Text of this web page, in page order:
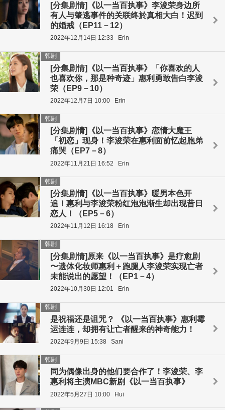
[分集剧情]《以一当百执事》李浚荣身边所
有人与肇逃事件的关联终於真相大白！迟到
的婚戒（EP11－12）
2022年12月14日 12:33 Erin
[分集剧情]《以一当百执事》「你喜欢的人
也喜欢你，那是种奇迹」惠利勇敢告白李浚
荣（EP9－10）
韩剧
2022年12月7日 10:00 Erin
[分集剧情]《以一当百执事》恋情大魔王
「初恋」现身！李浚荣在惠利面前忆起胞弟
痛哭（EP7－8）
韩剧
2022年11月21日 16:52 Erin
[分集剧情]《以一当百执事》暖男本色开
追！惠利与李浚荣粉红泡泡渐生却出现昔日
恋人！（EP5－6）
韩剧
2022年11月12日 16:18 Erin
[分集剧情]原来《以一当百执事》是疗愈剧
〜遗体化妆师惠利＋跑腿人李浚荣实现亡者
未能说出的愿望！（EP1－4）
韩剧
2022年10月30日 12:01 Erin
是祝福还是诅咒？ 《以一当百执事》惠利霉
运连连，却拥有让亡者醒来的神奇能力！
韩剧
2022年9月9日 15:38 Sani
同为偶像出身的他们要合作了！李浚荣、李
惠利将主演MBC新剧《以一当百执事》
韩剧
2022年5月27日 10:00 Hui